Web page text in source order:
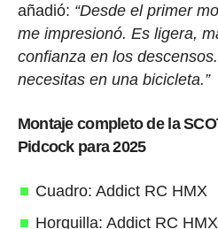
añadió: “Desde el primer
me impresionó. Es ligera,
confianza en los
necesitas en una bicicleta.”
Montaje completo de la
Pidcock para 2025
Cuadro: Addict RC HMX
Horquilla: Addict RC